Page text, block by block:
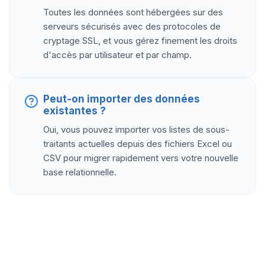
Toutes les données sont hébergées sur des
serveurs sécurisés avec des protocoles de
cryptage SSL, et vous gérez finement les droits
d'accès par utilisateur et par champ.
Peut-on importer des données
existantes ?
Oui, vous pouvez importer vos listes de sous-
traitants actuelles depuis des fichiers Excel ou
CSV pour migrer rapidement vers votre nouvelle
base relationnelle.